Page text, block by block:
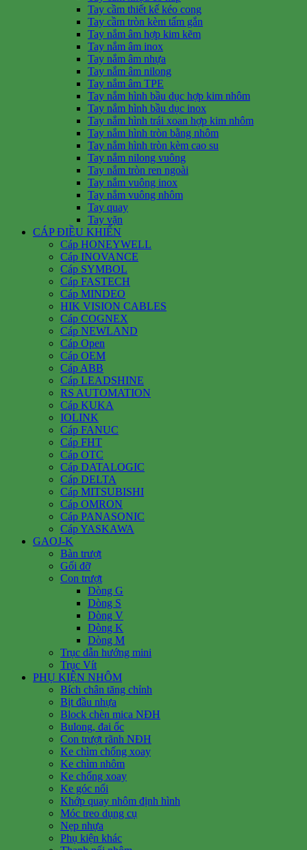
Tay cầm thiết kế kéo cong
Tay cầm tròn kèm tấm gắn
Tay nắm âm hợp kim kẽm
Tay nắm âm inox
Tay nắm âm nhựa
Tay nắm âm nilong
Tay nắm âm TPE
Tay nắm hình bầu dục hợp kim nhôm
Tay nắm hình bầu dục inox
Tay nắm hình trái xoan hợp kim nhôm
Tay nắm hình tròn bằng nhôm
Tay nắm hình tròn kèm cao su
Tay nắm nilong vuông
Tay nắm tròn ren ngoài
Tay nắm vuông inox
Tay nắm vuông nhôm
Tay quay
Tay vặn
CÁP ĐIỀU KHIỂN
Cáp HONEYWELL
Cáp INOVANCE
Cáp SYMBOL
Cáp FASTECH
Cáp MINDEO
HIK VISION CABLES
Cáp COGNEX
Cáp NEWLAND
Cáp Open
Cáp OEM
Cáp ABB
Cáp LEADSHINE
RS AUTOMATION
Cáp KUKA
IOLINK
Cáp FANUC
Cáp FHT
Cáp OTC
Cáp DATALOGIC
Cáp DELTA
Cáp MITSUBISHI
Cáp OMRON
Cáp PANASONIC
Cáp YASKAWA
GAOJ-K
Bàn trượt
Gối đỡ
Con trượt
Dòng G
Dòng S
Dòng V
Dòng K
Dòng M
Trục dẫn hướng mini
Trục Vít
PHỤ KIỆN NHÔM
Bích chân tăng chỉnh
Bịt đầu nhựa
Block chèn mica NĐH
Bulong, đai ốc
Con trượt rãnh NĐH
Ke chìm chống xoay
Ke chìm nhôm
Ke chống xoay
Ke góc nổi
Khớp quay nhôm định hình
Móc treo dụng cụ
Nẹp nhựa
Phụ kiện khác